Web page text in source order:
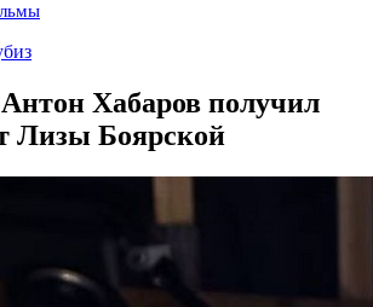
Хабаров получил
Лизы Боярской